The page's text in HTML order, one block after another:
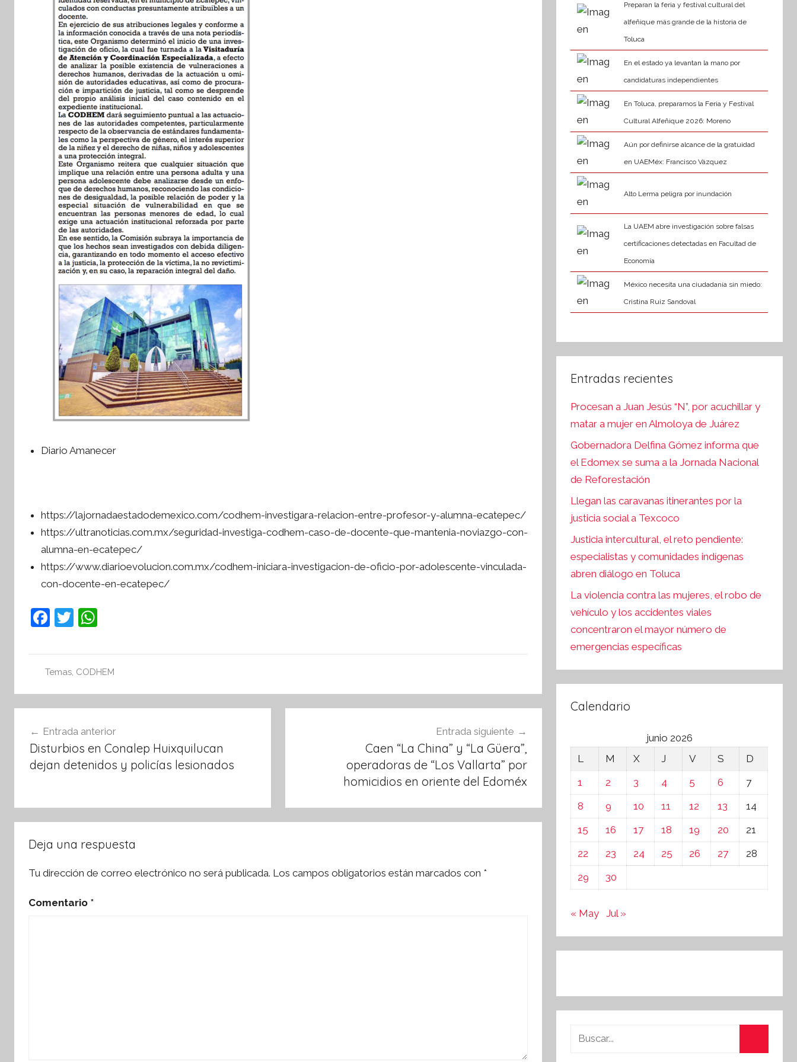
Diario Amanecer
https://lajornadaestadodemexico.com/codhem-investigara-relacion-entre-profesor-y-alumna-ecatepec/
https://ultranoticias.com.mx/seguridad-investiga-codhem-caso-de-docente-que-mantenia-noviazgo-con-
alumna-en-ecatepec/
https://www.diarioevolucion.com.mx/codhem-iniciara-investigacion-de-oficio-por-adolescente-vinculada-
con-docente-en-ecatepec/
F
e
b
o
o
k
T
er s
A
p
p
Temas, CODHEM
de
entradas
Entrada anterior
Disturbios en Conalep Huixquilucan
dejan detenidos y policías lesionados
Entrada siguiente
Caen “La China” y “La Güera”,
operadoras de “Los Vallarta” por
homicidios en oriente del Edoméx
Deja una respuesta
Tu dirección de correo electrónico no será publicada. Los campos obligatorios están marcados con *
Comentario *
Preparan la feria y festival cultural del
alfeñique más grande de la historia de
Toluca
En el estado ya levantan la mano por
candidaturas independientes
En Toluca, preparamos la Feria y Festival
Cultural Alfeñique 2026: Moreno
Aún por definirse alcance de la gratuidad
en UAEMéx: Francisco Vázquez
Alto Lerma peligra por inundación
La UAEM abre investigación sobre falsas
certificaciones detectadas en Facultad de
Economía
México necesita una ciudadanía sin miedo:
Cristina Ruiz Sandoval
Entradas recientes
Procesan a Juan Jesús “N”, por acuchillar y
matar a mujer en Almoloya de Juárez
Gobernadora Delfina Gómez informa que
el Edomex se suma a la Jornada Nacional
de Reforestación
Llegan las caravanas itinerantes por la
justicia social a Texcoco
Justicia intercultural, el reto pendiente:
especialistas y comunidades indígenas
abren diálogo en Toluca
La violencia contra las mujeres, el robo de
vehículo y los accidentes viales
concentraron el mayor número de
emergencias específicas
Calendario
junio 2026
L
M X J V S
D
1
2 3 4 5 6
7
8
9 10 11 12 13
14
15
16 17 18 19 20
21
22
23 24 25 26 27
28
29
30
« May Jul »
Buscar: